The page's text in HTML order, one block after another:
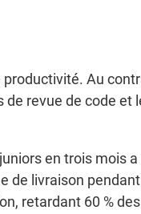
Au
de revue de code et
en trois mois
de livraison
retardant 60 %